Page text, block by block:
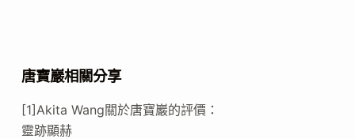
唐寶巖相關分享
[1]Akita Wang關於唐寶巖的評價：
靈跡顯赫